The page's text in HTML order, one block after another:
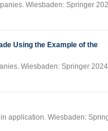
Wiesbaden: Springer
Using the Example of the
Wiesbaden: Springer
application. Wiesbaden: